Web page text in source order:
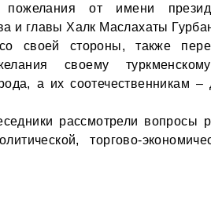
от имени
и главы Халк Маслахаты
своей стороны, также
своему
а их соотечественникам
рассмотрели вопросы
торгово-